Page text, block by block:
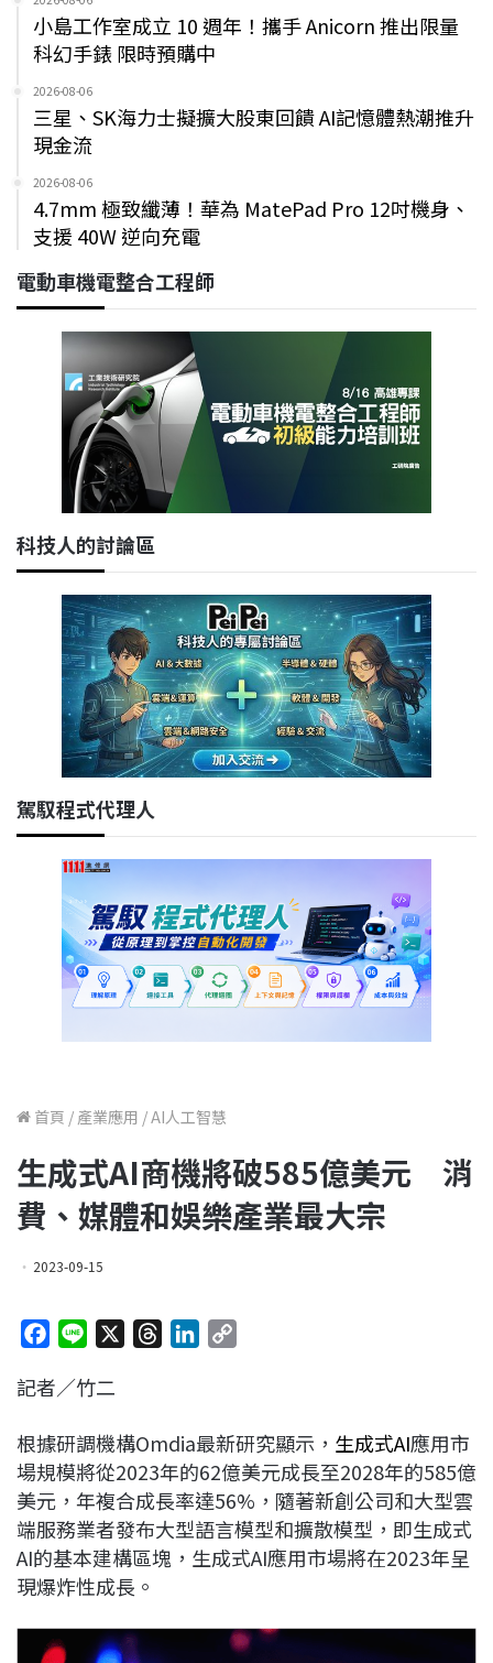
小島工作室成立 10 週年！攜手 Anicorn 推出限量
科幻手錶 限時預購中
2026-08-06
三星、SK海力士擬擴大股東回饋 AI記憶體熱潮推升
現金流
2026-08-06
4.7mm 極致纖薄！華為 MatePad Pro 12吋機身、
支援 40W 逆向充電
電動車機電整合工程師
科技人的討論區
駕馭程式代理人